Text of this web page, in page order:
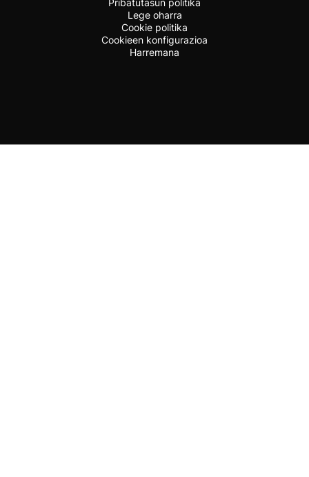
Pribatutasun politika
Lege oharra
Cookie politika
Cookieen konfigurazioa
Harremana